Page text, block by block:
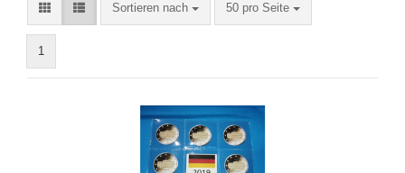
Sortieren nach 50 pro Seite
1